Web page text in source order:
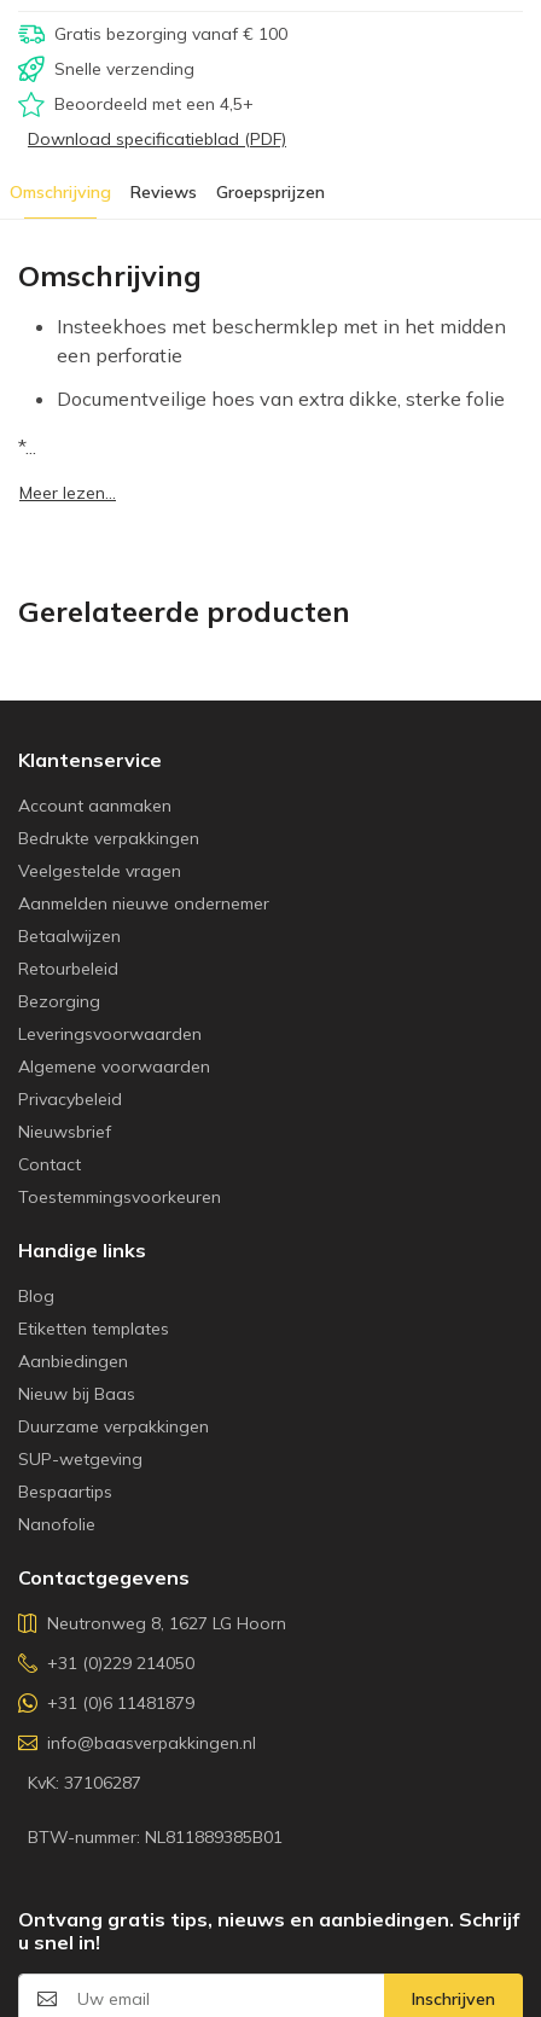
Gratis bezorging vanaf € 100
Snelle verzending
Beoordeeld met een 4,5+
Download specificatieblad (PDF)
Omschrijving Reviews Groepsprijzen
Omschrijving
Insteekhoes met beschermklep met in het midden
een perforatie
Documentveilige hoes van extra dikke, sterke folie
*...
Meer lezen...
Gerelateerde producten
Klantenservice
Account aanmaken
Bedrukte verpakkingen
Veelgestelde vragen
Aanmelden nieuwe ondernemer
Betaalwijzen
Retourbeleid
Bezorging
Leveringsvoorwaarden
Algemene voorwaarden
Privacybeleid
Nieuwsbrief
Contact
Toestemmingsvoorkeuren
Handige links
Blog
Etiketten templates
Aanbiedingen
Nieuw bij Baas
Duurzame verpakkingen
SUP-wetgeving
Bespaartips
Nanofolie
Contactgegevens
Neutronweg 8, 1627 LG Hoorn
+31 (0)229 214050
+31 (0)6 11481879
info@baasverpakkingen.nl
KvK: 37106287
BTW-nummer: NL811889385B01
Ontvang gratis tips, nieuws en aanbiedingen. Schrijf
u snel in!
Inschrijven